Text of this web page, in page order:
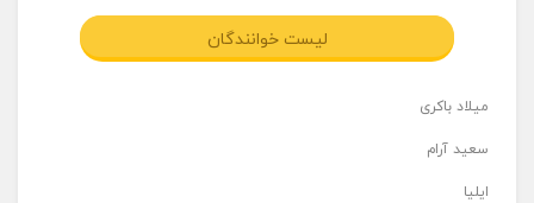
لیست خوانندگان
میلاد باکری
سعید آرام
ایلیا